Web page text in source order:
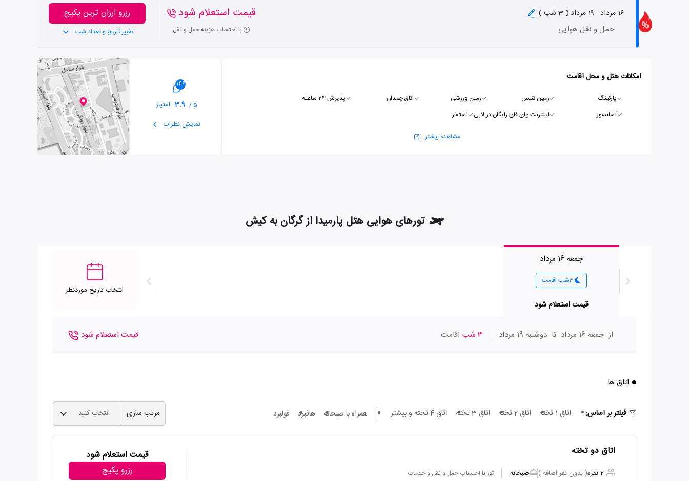
16 مرداد - 19 مرداد ( 3 شب )
حمل و نقل هوایی
قیمت استعلام شود
با احتساب هزینه حمل و نقل
رزرو ارزان ترین پکیج
تغییر تاریخ و تعداد شب
امکانات هتل و محل اقامت
پارکینگ زمین تنیس زمین ورزشی اتاق چمدان
پذیرش 24 ساعته
آسانسور
اینترنت وای فای رایگان در لابی استخر
مشاهده بیشتر
146
5 /
3.9 امتیاز
نمایش نظرات
تورهای هوایی هتل پارمیدا از گرگان به کیش
جمعه 16 مرداد
3شب اقامت
قیمت استعلام شود
انتخاب تاریخ موردنظر
از جمعه 16 مرداد تا دوشنبه 19 مرداد 3 شب اقامت قیمت استعلام شود
اتاق ها
فیلتر بر اساس: اتاق 1 تخته اتاق 2 تخته اتاق 3 تخته اتاق 4 تخته و بیشتر همراه با صبحانه هافبرد فولبرد مرتب سازی انتخاب کنید
اتاق دو تخته
2 نفره ( بدون نفر اضافه ) صبحانه تور با احتساب حمل و نقل و خدمات
قیمت استعلام شود
رزرو پکیج